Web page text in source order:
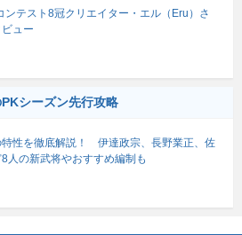
ンテスト8冠クリエイター・エル（Eru）さ
ュー
PKシーズン先行攻略
特性を徹底解説！ 伊達政宗、長野業正、佐
人の新武将やおすすめ編制も